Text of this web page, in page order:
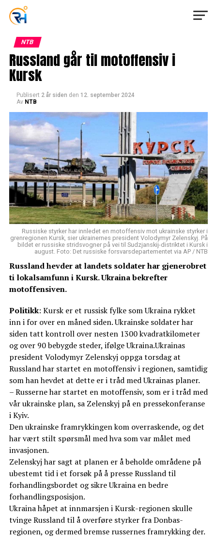
NTB
Russland går til motoffensiv i
Kursk
Publisert 2 år siden den 12. september 2024
Av NTB
Russiske styrker har innledet en motoffensiv mot ukrainske styrker i
grenregionen Kursk, sier ukrainernes president Volodymyr Zelenskyj. På
bildet er russiske stridsvogner på vei til Sudzjanskij-distriktet i Kursk i
august. Foto: Det russiske forsvarsdepartementet via AP / NTB
Russland hevder at landets soldater har gjenerobret
ti lokalsamfunn i Kursk. Ukraina bekrefter
motoffensiven.
Politikk: Kursk er et russisk fylke som Ukraina rykket
inn i for over en måned siden. Ukrainske soldater har
siden tatt kontroll over nesten 1300 kvadratkilometer
og over 90 bebygde steder, ifølge Ukraina.Ukrainas
president Volodymyr Zelenskyj oppga torsdag at
Russland har startet en motoffensiv i regionen, samtidig
som han hevdet at dette er i tråd med Ukrainas planer.
– Russerne har startet en motoffensiv, som er i tråd med
vår ukrainske plan, sa Zelenskyj på en pressekonferanse
i Kyiv.
Den ukrainske framrykkingen kom overraskende, og det
har vært stilt spørsmål med hva som var målet med
invasjonen.
Zelenskyj har sagt at planen er å beholde områdene på
ubestemt tid i et forsøk på å presse Russland til
forhandlingsbordet og sikre Ukraina en bedre
forhandlingsposisjon.
Ukraina håpet at innmarsjen i Kursk-regionen skulle
tvinge Russland til å overføre styrker fra Donbas-
regionen, og dermed bremse russernes framrykking der.